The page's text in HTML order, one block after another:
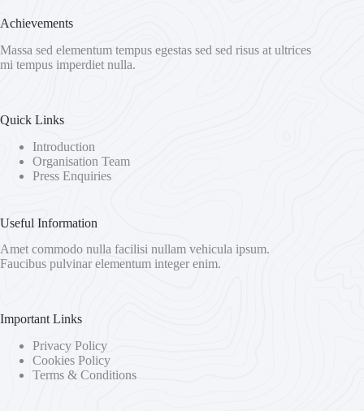
Achievements
Massa sed elementum tempus egestas sed sed risus at ultrices
mi tempus imperdiet nulla.
Quick Links
Introduction
Organisation Team
Press Enquiries
Useful Information
Amet commodo nulla facilisi nullam vehicula ipsum.
Faucibus pulvinar elementum integer enim.
Important Links
Privacy Policy
Cookies Policy
Terms & Conditions